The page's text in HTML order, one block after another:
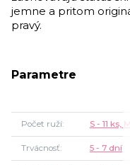
jemne a pritom
pravý.
Parametre
Počet ruží S - 11 ks,
Trvácnosť 5 - 7 dní